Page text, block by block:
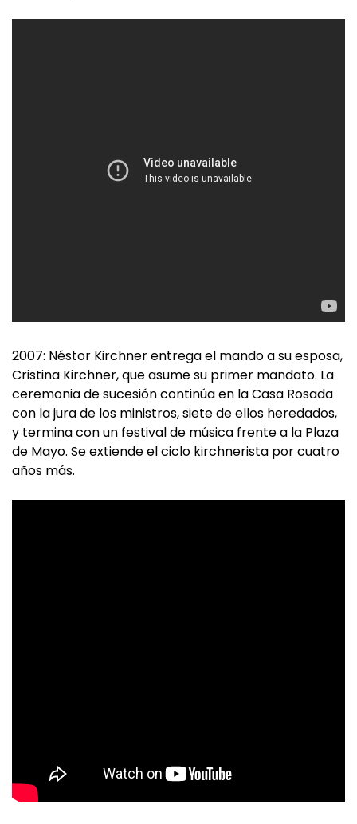
2007: Néstor Kirchner entrega el mando a su esposa,
Cristina Kirchner, que asume su primer mandato. La
ceremonia de sucesión continúa en la Casa Rosada
con la jura de los ministros, siete de ellos heredados,
y termina con un festival de música frente a la Plaza
de Mayo. Se extiende el ciclo kirchnerista por cuatro
años más.